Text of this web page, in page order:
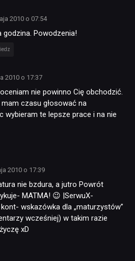
2010 o 07:54
godzina. Powodzenia!
2010 o 17:37
nie powinno Cię obchodzić.
czasu głosować na
wybieram te lepsze prace i na nie
2010 o 17:39
nie bzdura, a jutro Powrót
MATMA! 😉 |SerwuX-
wskazówka dla „maturzystów”
wcześniej) w takim razie
xD